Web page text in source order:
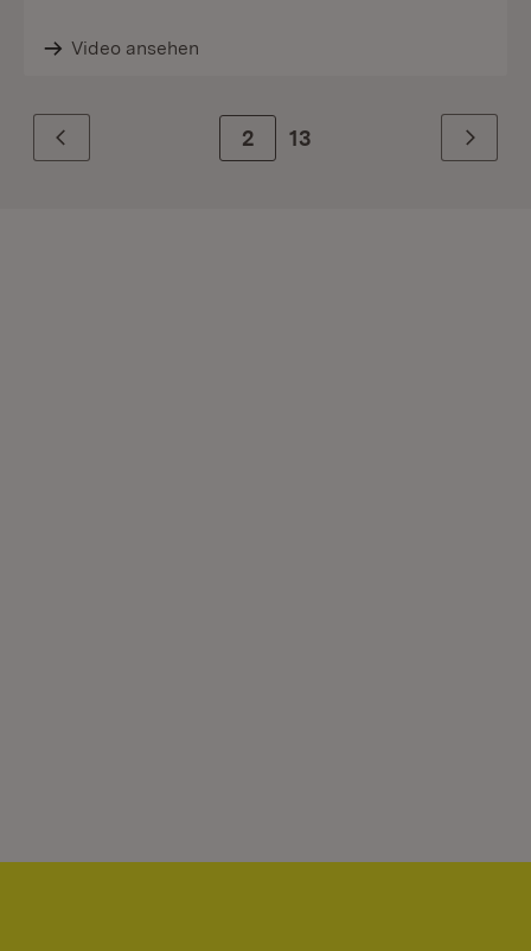
Video ansehen
Zurück Zur Seite
2 13 Weiter